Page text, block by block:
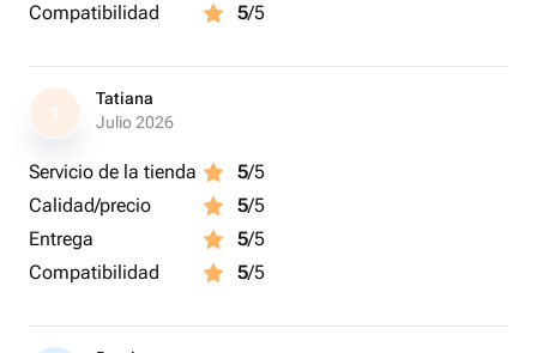
Compatibilidad
5/5
T
Tatiana
Julio 2026
Servicio de la tienda 5/5
Calidad/precio
5/5
Entrega
5/5
Compatibilidad
5/5